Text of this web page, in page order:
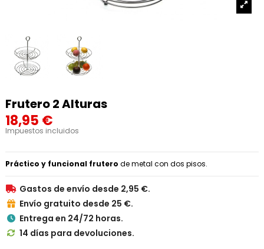
Frutero 2 Alturas
18,95 €
Impuestos incluidos
Práctico y funcional frutero de metal con dos pisos.
 Gastos de envío desde 2,95 €.
 Envío gratuito desde 25 €.
 Entrega en 24/72 horas.
 14 días para devoluciones.